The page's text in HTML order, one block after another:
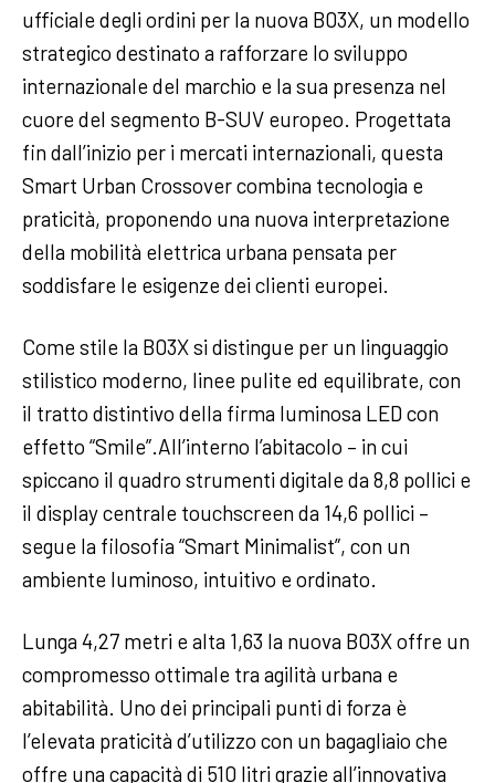
ufficiale degli ordini per la nuova B03X, un modello
strategico destinato a rafforzare lo sviluppo
internazionale del marchio e la sua presenza nel
cuore del segmento B-SUV europeo. Progettata
fin dall’inizio per i mercati internazionali, questa
Smart Urban Crossover combina tecnologia e
praticità, proponendo una nuova interpretazione
della mobilità elettrica urbana pensata per
soddisfare le esigenze dei clienti europei.
Come stile la B03X si distingue per un linguaggio
stilistico moderno, linee pulite ed equilibrate, con
il tratto distintivo della firma luminosa LED con
effetto “Smile”.All’interno l’abitacolo – in cui
spiccano il quadro strumenti digitale da 8,8 pollici e
il display centrale touchscreen da 14,6 pollici –
segue la filosofia “Smart Minimalist”, con un
ambiente luminoso, intuitivo e ordinato.
Lunga 4,27 metri e alta 1,63 la nuova B03X offre un
compromesso ottimale tra agilità urbana e
abitabilità. Uno dei principali punti di forza è
l’elevata praticità d’utilizzo con un bagagliaio che
offre una capacità di 510 litri grazie all’innovativa